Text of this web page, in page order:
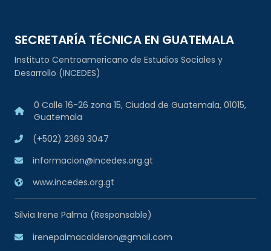
SECRETARÍA TÉCNICA EN GUATEMALA
Instituto Centroamericano de Estudios Sociales y
Desarrollo (INCEDES)
0 Calle 16-26 zona 15, Ciudad de Guatemala, 01015,
Guatemala
(+502) 2369 3047
informacion@incedes.org.gt
www.incedes.org.gt
Silvia Irene Palma (Responsable)
irenepalmacalderon@gmail.com